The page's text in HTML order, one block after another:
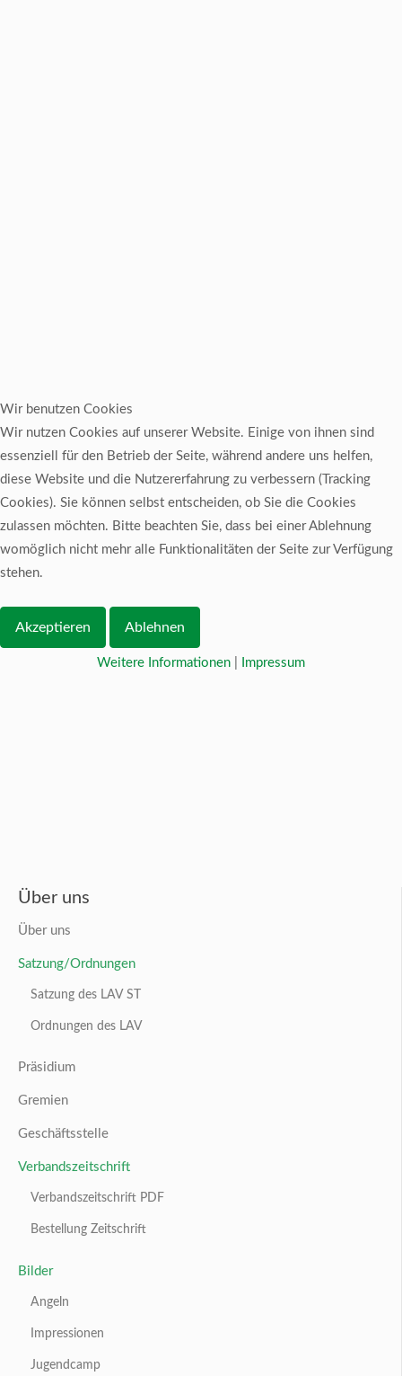
Über uns
Über uns
Satzung/Ordnungen
Satzung des LAV ST
Ordnungen des LAV
Präsidium
Gremien
Geschäftsstelle
Verbandszeitschrift
Verbandszeitschrift PDF
Bestellung Zeitschrift
Bilder
Angeln
Impressionen
Jugendcamp
Wir benutzen Cookies
Wir nutzen Cookies auf unserer Website. Einige von ihnen sind
essenziell für den Betrieb der Seite, während andere uns helfen,
diese Website und die Nutzererfahrung zu verbessern (Tracking
Cookies). Sie können selbst entscheiden, ob Sie die Cookies
zulassen möchten. Bitte beachten Sie, dass bei einer Ablehnung
womöglich nicht mehr alle Funktionalitäten der Seite zur Verfügung
stehen.
Akzeptieren Ablehnen
Weitere Informationen Impressum